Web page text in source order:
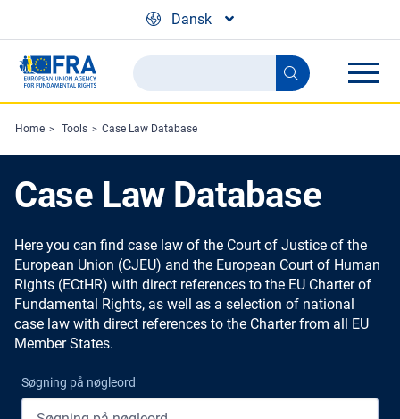
Dansk
Search
the
website
Search
Home Tools Case Law Database
Case Law Database
Here you can find case law of the Court of Justice of the
European Union (CJEU) and the European Court of Human
Rights (ECtHR) with direct references to the EU Charter of
Fundamental Rights, as well as a selection of national
case law with direct references to the Charter from all EU
Member States.
Søgning på nøgleord